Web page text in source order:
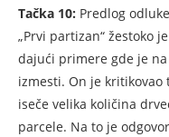
Tačka 10: Predlog
„Prvi partizan“ žestoko
dajući primere gde je
izmesti. On je
iseče velika količina
parcele. Na to je